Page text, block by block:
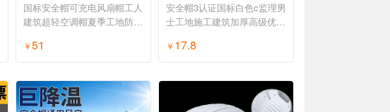
国标安全帽可充电风扇帽工人
建筑超轻空调帽夏季工地防晒
￥51
安全帽3认证国标白色c监理男
士工地施工建筑加厚高级优质
￥ 17.8